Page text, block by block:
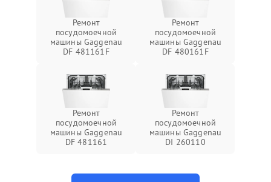
Ремонт
посудомоечной
машины Gaggenau
DF 481161F
Ремонт
посудомоечной
машины Gaggenau
DF 480161F
Ремонт
посудомоечной
машины Gaggenau
DF 481161
Ремонт
посудомоечной
машины Gaggenau
DI 260110